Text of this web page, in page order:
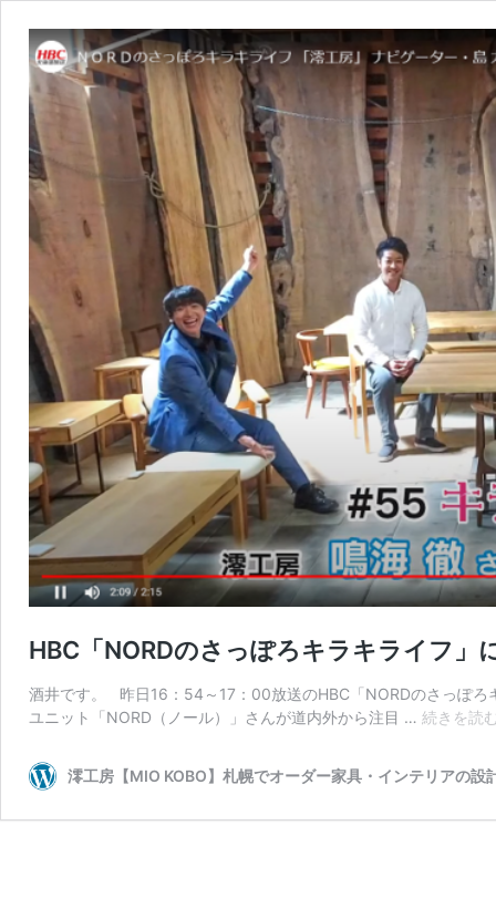
HBC「NORDのさっぽろキラキライフ」
酒井です。 昨日16：54～17：00放送のHBC「NORDのさっぽ
ユニット「NORD（ノール）」さんが道内外から注目 … 続きを読
澪工房【MIO KOBO】札幌でオーダー家具・インテリアの設